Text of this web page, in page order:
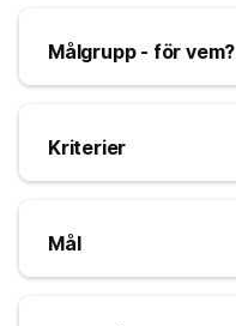
Målgrupp - för vem?
Kriterier
Mål